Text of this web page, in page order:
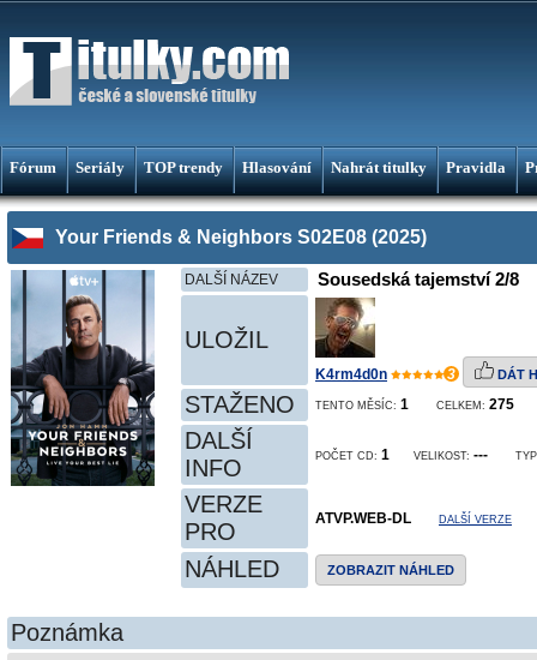
Fórum Seriály TOP trendy Hlasování Nahrát titulky Pravidla
Your Friends & Neighbors S02E08 (2025)
DALŠÍ NÁZEV Sousedská tajemství 2/8
ULOŽIL
K4rm4d0n 3 DÁT
STAŽENO TENTO MĚSÍC: 1 CELKEM: 275
DALŠÍ
INFO
POČET CD: 1 VELIKOST: ---
VERZE
PRO
ATVP.WEB-DL DALŠÍ VERZE
NÁHLED ZOBRAZIT NÁHLED
Poznámka